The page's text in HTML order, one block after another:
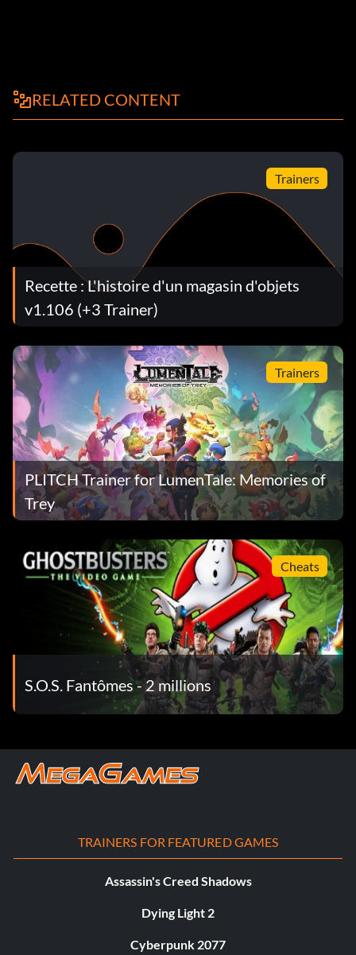
RELATED CONTENT
Trainers
Recette : L'histoire d'un magasin d'objets
v1.106 (+3 Trainer)
Trainers
PLITCH Trainer for LumenTale: Memories of
Trey
Cheats
S.O.S. Fantômes - 2 millions
TRAINERS FOR FEATURED GAMES
Assassin's Creed Shadows
Dying Light 2
Cyberpunk 2077